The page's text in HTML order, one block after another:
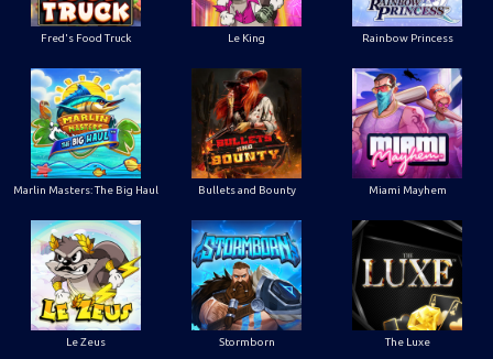
Fred's Food Truck Le King Rainbow Princess
Marlin Masters: The Big Haul Bullets and Bounty Miami Mayhem
Le Zeus Stormborn The Luxe